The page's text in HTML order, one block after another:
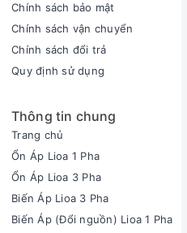
Chính sách bảo mật
Chính sách vận chuyển
Chính sách đổi trả
Quy định sử dụng
Thông tin chung
Trang chủ
Ổn Áp Lioa 1 Pha
Ổn Áp Lioa 3 Pha
Biến Áp Lioa 3 Pha
Biến Áp (Đổi nguồn) Lioa 1 Pha